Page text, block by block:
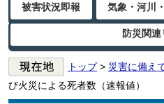
被害状況即報 気象・河川・
防災関連
トップ> 災害に備え
び火災による死者数（速報値）